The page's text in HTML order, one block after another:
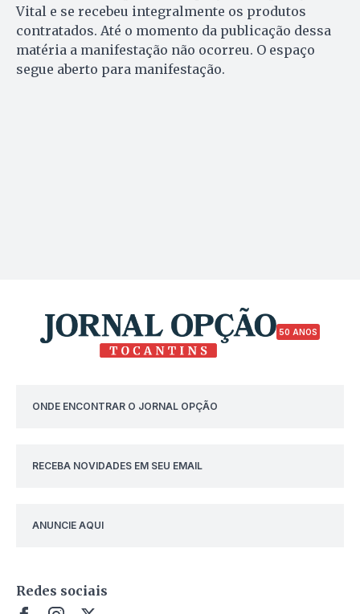
Vital e se recebeu integralmente os produtos
contratados. Até o momento da publicação dessa
matéria a manifestação não ocorreu. O espaço
segue aberto para manifestação.
50 ANOS
ONDE ENCONTRAR O JORNAL OPÇÃO
RECEBA NOVIDADES EM SEU EMAIL
ANUNCIE AQUI
Redes sociais